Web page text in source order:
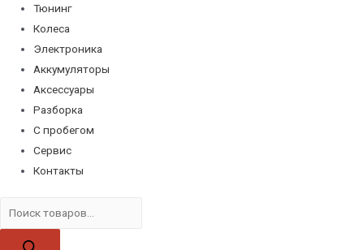
Тюнинг
Колеса
Электроника
Аккумуляторы
Аксессуары
Разборка
С пробегом
Сервис
Контакты
товаров